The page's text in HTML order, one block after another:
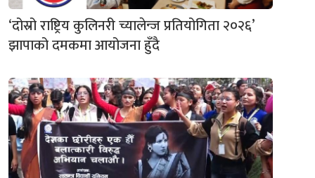
‘दोस्रो राष्ट्रिय कुलिनरी च्यालेन्ज प्रतियोगिता २०२६’
झापाको दमकमा आयोजना हुँदै